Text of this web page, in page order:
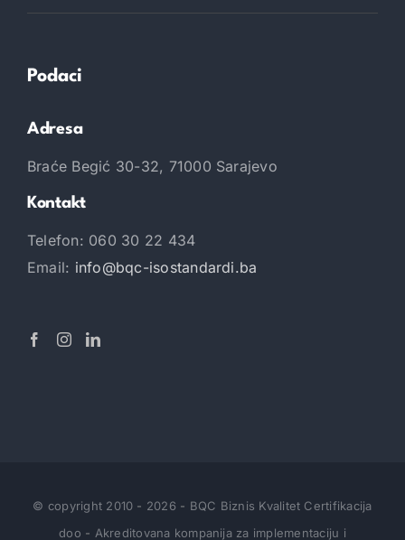
Podaci
Adresa
Braće Begić 30-32, 71000 Sarajevo
Kontakt
Telefon: 060 30 22 434
Email: info@bqc-isostandardi.ba
© copyright 2010 - 2026 - BQC Biznis Kvalitet Certifikacija
doo - Akreditovana kompanija za implementaciju i